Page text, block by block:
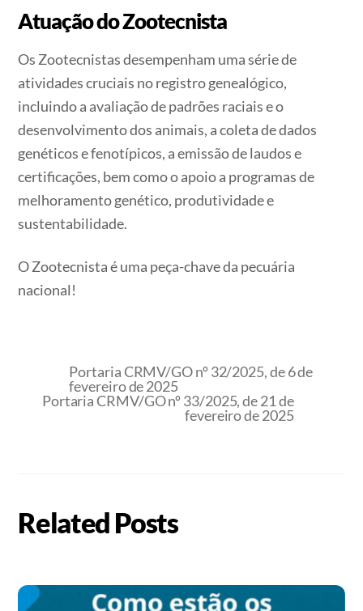
Atuação do Zootecnista
Os Zootecnistas desempenham uma série de
atividades cruciais no registro genealógico,
incluindo a avaliação de padrões raciais e o
desenvolvimento dos animais, a coleta de dados
genéticos e fenotípicos, a emissão de laudos e
certificações, bem como o apoio a programas de
melhoramento genético, produtividade e
sustentabilidade.
O Zootecnista é uma peça-chave da pecuária
nacional!
Portaria CRMV/GO nº 32/2025, de 6 de
fevereiro de 2025
Portaria CRMV/GO nº 33/2025, de 21 de
fevereiro de 2025
Related Posts